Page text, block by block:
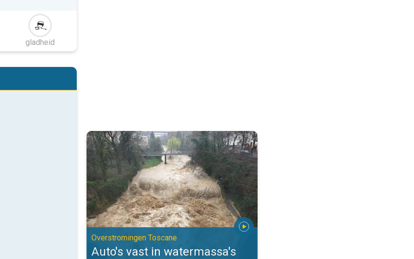
gladheid
Auto's vast in watermassa's. Overstromingen Toscane. . .
Overstromingen Toscane
Auto's vast in watermassa's